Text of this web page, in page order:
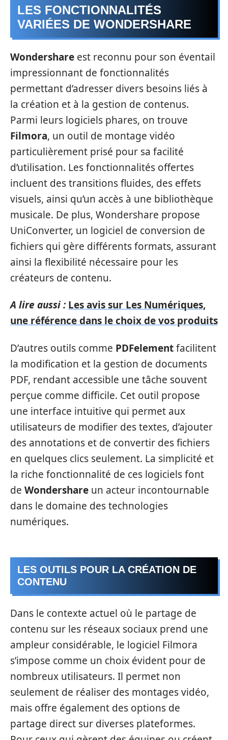
LES FONCTIONNALITÉS
VARIÉES DE WONDERSHARE
Wondershare est reconnu pour son éventail
impressionnant de fonctionnalités
permettant d’adresser divers besoins liés à
la création et à la gestion de contenus.
Parmi leurs logiciels phares, on trouve
Filmora, un outil de montage vidéo
particulièrement prisé pour sa facilité
d’utilisation. Les fonctionnalités offertes
incluent des transitions fluides, des effets
visuels, ainsi qu’un accès à une bibliothèque
musicale. De plus, Wondershare propose
UniConverter, un logiciel de conversion de
fichiers qui gère différents formats, assurant
ainsi la flexibilité nécessaire pour les
créateurs de contenu.
A lire aussi : Les avis sur Les Numériques,
une référence dans le choix de vos produits
D’autres outils comme PDFelementfacilitent
la modification et la gestion de documents
PDF, rendant accessible une tâche souvent
perçue comme difficile. Cet outil propose
une interface intuitive qui permet aux
utilisateurs de modifier des textes, d’ajouter
des annotations et de convertir des fichiers
en quelques clics seulement. La simplicité et
la riche fonctionnalité de ces logiciels font
de Wondershare un acteur incontournable
dans le domaine des technologies
numériques.
LES OUTILS POUR LA CRÉATION DE
CONTENU
Dans le contexte actuel où le partage de
contenu sur les réseaux sociaux prend une
ampleur considérable, le logiciel Filmora
s’impose comme un choix évident pour de
nombreux utilisateurs. Il permet non
seulement de réaliser des montages vidéo,
mais offre également des options de
partage direct sur diverses plateformes.